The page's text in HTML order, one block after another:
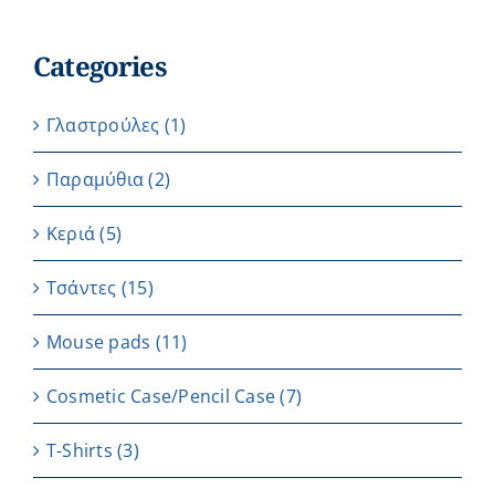
Categories
Γλαστρούλες (1)
Παραμύθια (2)
Κεριά (5)
Τσάντες (15)
Μouse pads (11)
Cosmetic Case/Pencil Case(7)
T-Shirts (3)